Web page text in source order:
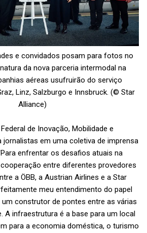
e convidados posam para fotos no
da nova parceria intermodal na
aéreas usufruirão do serviço
Linz, Salzburgo e Innsbruck. (© Star
Alliance)
de Inovação, Mobilidade e
jornalistas em uma coletiva de imprensa
enfrentar os desafios atuais na
entre diferentes provedores
a ÖBB, a Austrian Airlines e a Star
meu entendimento do papel
construtor de pontes entre as várias
A infraestrutura é a base para um local
para a economia doméstica, o turismo